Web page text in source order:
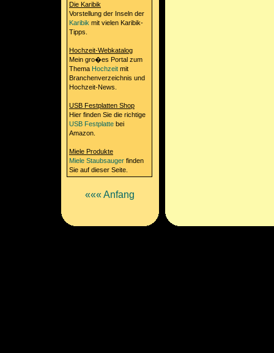
Die Karibik
Vorstellung der Inseln der
Karibik mit vielen Karibik-
Tipps.
Hochzeit-Webkatalog
Mein gro�es Portal zum
Thema Hochzeit mit
Branchenverzeichnis und
Hochzeit-News.
USB Festplatten Shop
Hier finden Sie die richtige
USB Festplatte bei
Amazon.
Miele Produkte
Miele Staubsauger finden
Sie auf dieser Seite.
««« Anfang